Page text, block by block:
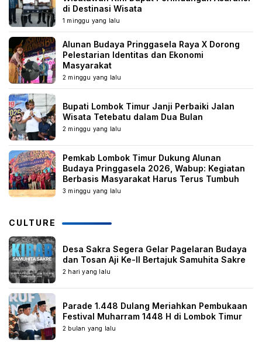
di Destinasi Wisata
1 minggu yang lalu
Alunan Budaya Pringgasela Raya X Dorong
Pelestarian Identitas dan Ekonomi
Masyarakat
2 minggu yang lalu
Bupati Lombok Timur Janji Perbaiki Jalan
Wisata Tetebatu dalam Dua Bulan
2 minggu yang lalu
Pemkab Lombok Timur Dukung Alunan
Budaya Pringgasela 2026, Wabup: Kegiatan
Berbasis Masyarakat Harus Terus Tumbuh
3 minggu yang lalu
CULTURE
Desa Sakra Segera Gelar Pagelaran Budaya
dan Tosan Aji Ke-II Bertajuk Samuhita Sakre
2 hari yang lalu
Parade 1.448 Dulang Meriahkan Pembukaan
Festival Muharram 1448 H di Lombok Timur
2 bulan yang lalu